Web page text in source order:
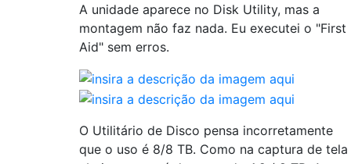
A unidade aparece no Disk Utility, mas a
montagem não faz nada. Eu executei o "First
Aid" sem erros.
O Utilitário de Disco pensa incorretamente
que o uso é 8/8 TB. Como na captura de tela